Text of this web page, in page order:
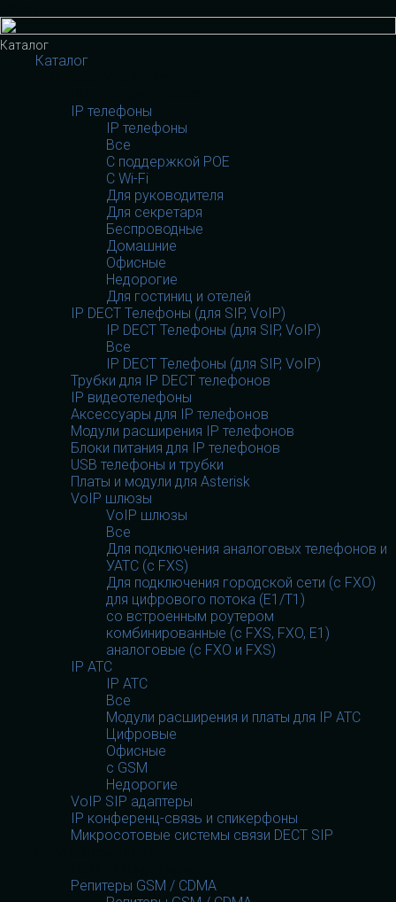
Каталог
Каталог
IP телефоны
IP телефоны
Все
С поддержкой POE
C Wi-Fi
Для руководителя
Для секретаря
Беспроводные
Домашние
Офисные
Недорогие
Для гостиниц и отелей
IP DECT Телефоны (для SIP, VoIP)
IP DECT Телефоны (для SIP, VoIP)
Все
IP DECT Телефоны (для SIP, VoIP)
Трубки для IP DECT телефонов
IP видеотелефоны
Аксессуары для IP телефонов
Модули расширения IP телефонов
Блоки питания для IP телефонов
USB телефоны и трубки
Платы и модули для Asterisk
VoIP шлюзы
VoIP шлюзы
Все
Для подключения аналоговых телефонов и
УАТС (с FXS)
Для подключения городской сети (с FXO)
для цифрового потока (E1/T1)
со встроенным роутером
комбинированные (c FXS, FXO, E1)
аналоговые (с FXO и FXS)
IP АТС
IP АТС
Все
Модули расширения и платы для IP АТС
Цифровые
Офисные
с GSM
Недорогие
VoIP SIP адаптеры
IP конференц-связь и спикерфоны
Микросотовые системы связи DECT SIP
Репитеры GSM / CDMA